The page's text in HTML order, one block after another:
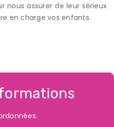
nous assurer de leur sérieux
en charge vos enfants.